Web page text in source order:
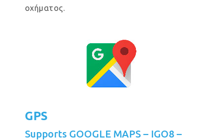
οχήματος.
GPS
Supports GOOGLE MAPS – IGO8 –